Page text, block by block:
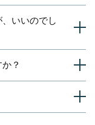
ております。
事中にも周りへの塗
トをかけたり、状況に
いいのでし
相見積もりをオススメ
？
て工事期間は変わりま
事が多いです。